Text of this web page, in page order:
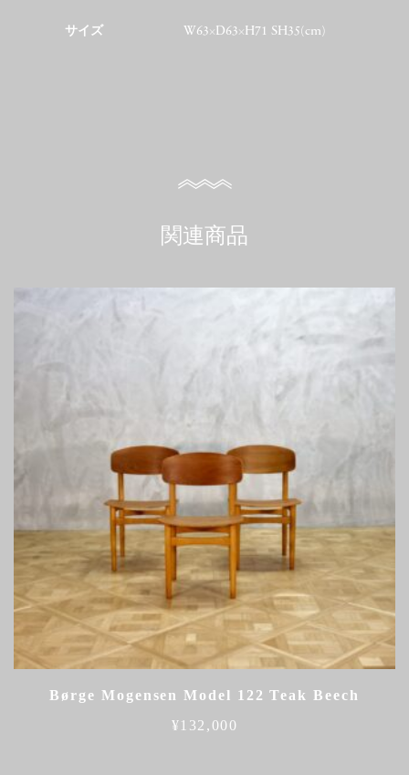
サイズ W63×D63×H71 SH35(cm)
関連商品
Børge Mogensen Model 122 Teak Beech
¥132,000